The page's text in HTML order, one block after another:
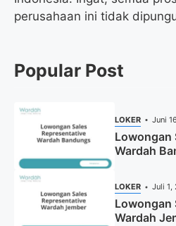
perusahaan ini tidak
Popular Post
LOKER Juni
Lowongan
Wardah
LOKER Juli 1,
Lowongan
Wardah